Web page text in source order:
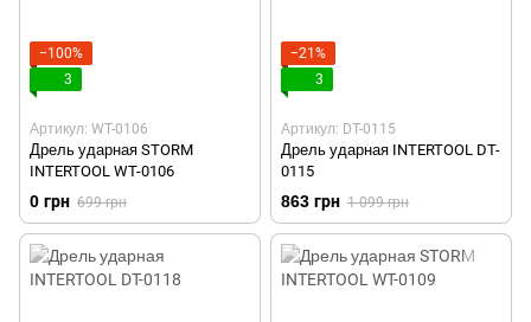
−100%
3
Артикул: WT-0106
Дрель ударная STORM
INTERTOOL WT-0106
0 грн 699 грн
−21%
3
Артикул: DT-0115
Дрель ударная INTERTOOL DT-
0115
863 грн 1 099 грн